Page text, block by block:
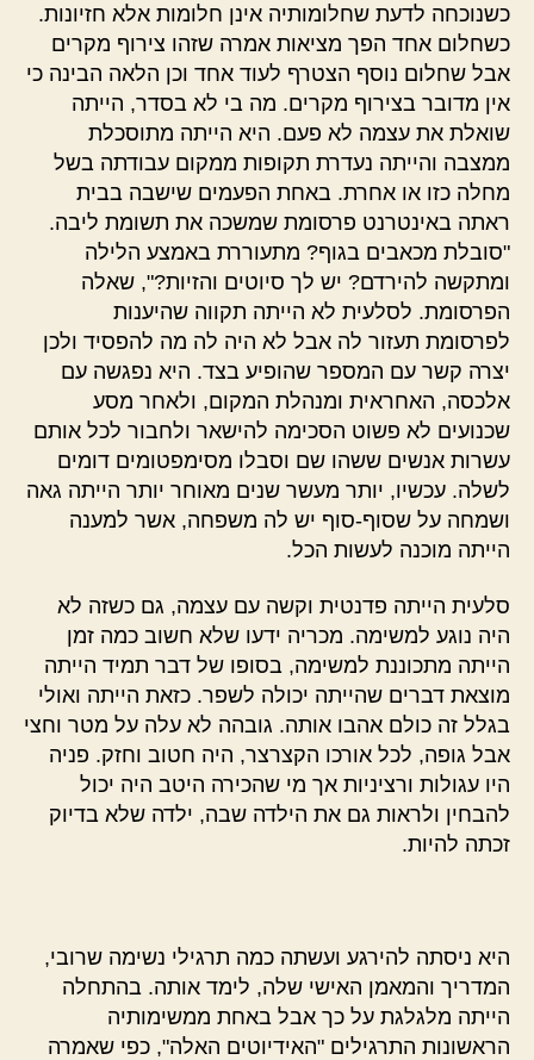
כשנוכחה לדעת שחלומותיה אינן חלומות אלא חזיונות.
כשחלום אחד הפך מציאות אמרה שזהו צירוף מקרים
אבל שחלום נוסף הצטרף לעוד אחד וכן הלאה הבינה כי
אין מדובר בצירוף מקרים. מה בי לא בסדר, הייתה
שואלת את עצמה לא פעם. היא הייתה מתוסכלת
ממצבה והייתה נעדרת תקופות ממקום עבודתה בשל
מחלה כזו או אחרת. באחת הפעמים שישבה בבית
ראתה באינטרנט פרסומת שמשכה את תשומת ליבה.
"סובלת מכאבים בגוף? מתעוררת באמצע הלילה
ומתקשה להירדם? יש לך סיוטים והזיות?", שאלה
הפרסומת. לסלעית לא הייתה תקווה שהיענות
לפרסומת תעזור לה אבל לא היה לה מה להפסיד ולכן
יצרה קשר עם המספר שהופיע בצד. היא נפגשה עם
אלכסה, האחראית ומנהלת המקום, ולאחר מסע
שכנועים לא פשוט הסכימה להישאר ולחבור לכל אותם
עשרות אנשים ששהו שם וסבלו מסימפטומים דומים
לשלה. עכשיו, יותר מעשר שנים מאוחר יותר הייתה גאה
ושמחה על שסוף-סוף יש לה משפחה, אשר למענה
הייתה מוכנה לעשות הכל.
סלעית הייתה פדנטית וקשה עם עצמה, גם כשזה לא
היה נוגע למשימה. מכריה ידעו שלא חשוב כמה זמן
הייתה מתכוננת למשימה, בסופו של דבר תמיד הייתה
מוצאת דברים שהייתה יכולה לשפר. כזאת הייתה ואולי
בגלל זה כולם אהבו אותה. גובהה לא עלה על מטר וחצי
אבל גופה, לכל אורכו הקצרצר, היה חטוב וחזק. פניה
היו עגולות ורציניות אך מי שהכירה היטב היה יכול
להבחין ולראות גם את הילדה שבה, ילדה שלא בדיוק
זכתה להיות.
היא ניסתה להירגע ועשתה כמה תרגילי נשימה שרובי,
המדריך והמאמן האישי שלה, לימד אותה. בהתחלה
הייתה מלגלגת על כך אבל באחת ממשימותיה
הראשונות התרגילים "האידיוטים האלה", כפי שאמרה